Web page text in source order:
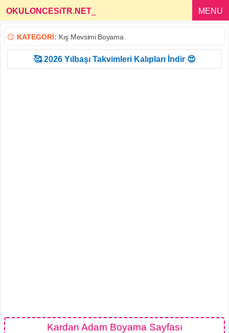
OKULONCESiTR.NET MENU
😏 KATEGORİ: Kış Mevsimi Boyama
🥰 2026 Yılbaşı Takvimleri Kalıpları İndir 😍
Kardan Adam Boyama Sayfası